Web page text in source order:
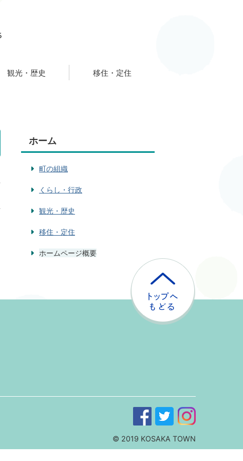
観光・歴史 移住・定住
ホーム
町の組織
くらし・行政
観光・歴史
移住・定住
ホームページ概要
戻
© 2019 KOSAKA TOWN